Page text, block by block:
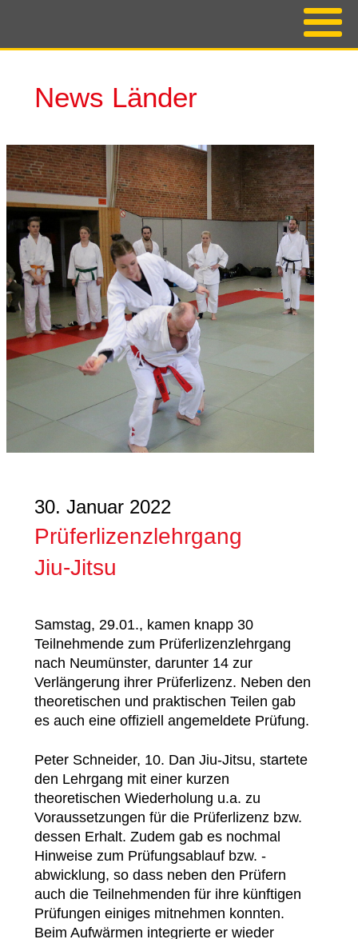
News Länder
30. Januar 2022
Prüferlizenzlehrgang
Jiu-Jitsu
Samstag, 29.01., kamen knapp 30
Teilnehmende zum Prüferlizenzlehrgang
nach Neumünster, darunter 14 zur
Verlängerung ihrer Prüferlizenz. Neben den
theoretischen und praktischen Teilen gab
es auch eine offiziell angemeldete Prüfung.
Peter Schneider, 10. Dan Jiu-Jitsu, startete
den Lehrgang mit einer kurzen
theoretischen Wiederholung u.a. zu
Voraussetzungen für die Prüferlizenz bzw.
dessen Erhalt. Zudem gab es nochmal
Hinweise zum Prüfungsablauf bzw. -
abwicklung, so dass neben den Prüfern
auch die Teilnehmenden für ihre künftigen
Prüfungen einiges mitnehmen konnten.
Beim Aufwärmen integrierte er wieder